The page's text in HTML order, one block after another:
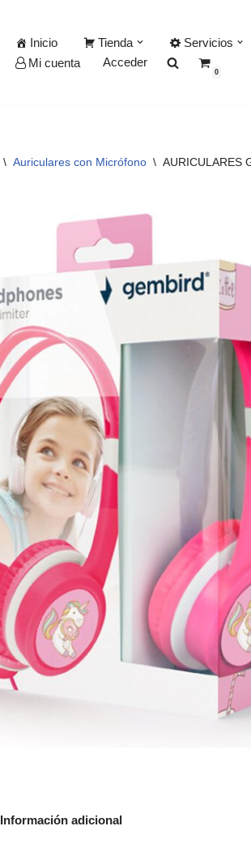
Inicio Tienda Servicios
Mi cuenta
Acceder
0
\ Auriculares con Micrófono \ AURICULARES
Información adicional